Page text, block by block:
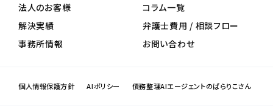
法人のお客様
解決実績
事務所情報
コラム一覧
弁護士費用 / 相談フロー
お問い合わせ
個人情報保護方針 AIポリシー 債務整理AIエージェントのぱらりこさん